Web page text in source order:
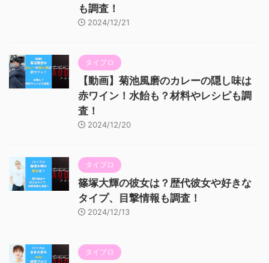
も調査！
2024/12/21
タイプロ
【動画】菊池風磨のカレーの隠し味は
赤ワイン！水飴も？材料やレシピも調
査！
2024/12/20
タイプロ
篠塚大輝の彼女は？歴代彼女や好きな
タイプ、目撃情報も調査！
2024/12/13
タイプロ